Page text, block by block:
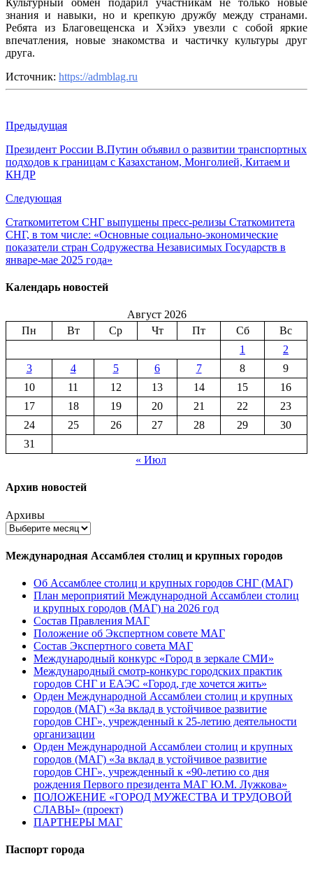
знания и навыки, но и крепкую дружбу между странами.
Ребята из Благовещенска и Хэйхэ увезли с собой яркие
впечатления, новые знакомства и частичку культуры друг
друга.
Источник: https://admblag.ru
Предыдущая
Президент России В.Путин объявил о развитии транспортных
подходов к границам с Казахстаном, Монголией, Китаем и
КНДР
Следующая
Статкомитетом СНГ выпущены пресс-релизы Статкомитета
СНГ, в том числе: «Основные социально-экономические
показатели стран Содружества Независимых Государств в
январе-мае 2025 года»
Календарь новостей
Август 2026
Пн
Вт Ср Чт Пт Сб
Вс
1
2
3
4 5 6 7 8
9
10
11 12 13 14 15
16
17
18 19 20 21 22
23
24
25 26 27 28 29
30
31
« Июл
Архив новостей
Архивы
Международная Ассамблея столиц и крупных городов
Об Ассамблее столиц и крупных городов СНГ (МАГ)
План мероприятий Международной Ассамблеи столиц
и крупных городов (МАГ) на 2026 год
Состав Правления МАГ
Положение об Экспертном совете МАГ
Состав Экспертного совета МАГ
Международный конкурс «Город в зеркале СМИ»
Международный смотр-конкурс городских практик
городов СНГ и ЕАЭС «Город, где хочется жить»
Орден Международной Ассамблеи столиц и крупных
городов (МАГ) «За вклад в устойчивое развитие
городов СНГ», учрежденный к 25-летию деятельности
организации
Орден Международной Ассамблеи столиц и крупных
городов (МАГ) «За вклад в устойчивое развитие
городов СНГ», учрежденный к «90-летию со дня
рождения Первого президента МАГ Ю.М. Лужкова»
ПОЛОЖЕНИЕ «ГОРОД МУЖЕСТВА И ТРУДОВОЙ
СЛАВЫ» (проект)
ПАРТНЕРЫ МАГ
Паспорт города